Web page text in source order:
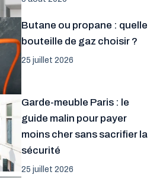
Butane ou propane : quelle
bouteille de gaz choisir ?
25 juillet 2026
Garde-meuble Paris : le
guide malin pour payer
moins cher sans sacrifier la
sécurité
25 juillet 2026